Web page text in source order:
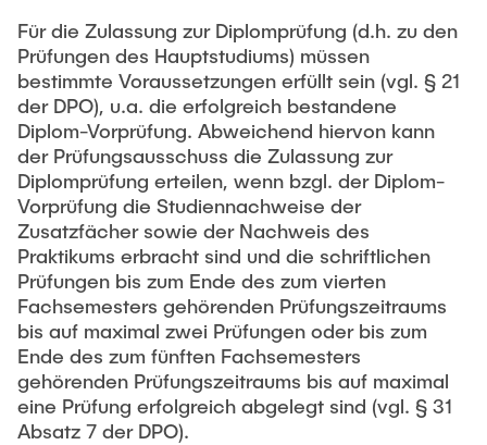
Für die Zulassung zur Diplomprüfung (d.h. zu den
Prüfungen des Hauptstudiums) müssen
bestimmte Voraussetzungen erfüllt sein (vgl. § 21
der DPO), u.a. die erfolgreich bestandene
Diplom-Vorprüfung. Abweichend hiervon kann
der Prüfungsausschuss die Zulassung zur
Diplomprüfung erteilen, wenn bzgl. der Diplom-
Vorprüfung die Studiennachweise der
Zusatzfächer sowie der Nachweis des
Praktikums erbracht sind und die schriftlichen
Prüfungen bis zum Ende des zum vierten
Fachsemesters gehörenden Prüfungszeitraums
bis auf maximal zwei Prüfungen oder bis zum
Ende des zum fünften Fachsemesters
gehörenden Prüfungszeitraums bis auf maximal
eine Prüfung erfolgreich abgelegt sind (vgl. § 31
Absatz 7 der DPO).